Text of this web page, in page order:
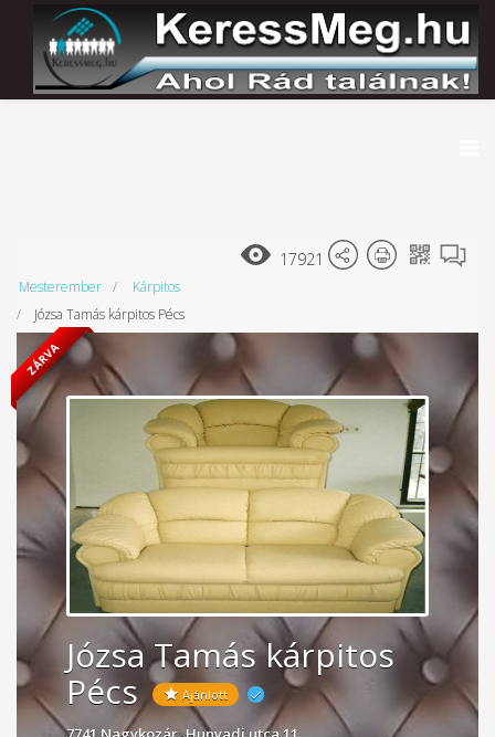
17921
Mesterember
Kárpitos
Józsa Tamás kárpitos Pécs
Józsa Tamás kárpitos
Pécs
Ajánlott
ZÁRVA